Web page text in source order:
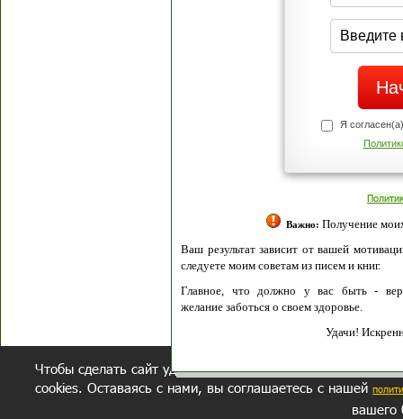
Я
Важно: Получение
Ваш результат зависит от вашей
следуете моим советам из писем и книг.
Главное, что должно у вас быть -
желание заботься о своем здоровье.
Удачи!
Чтобы сделать сайт удобнее, осуществляется обработка
cookies. Оставаясь с нами, вы соглашаетесь с нашей
вашего